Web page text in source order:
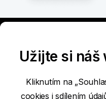
Užijte si náš
Kliknutím na
cookies i sdílením